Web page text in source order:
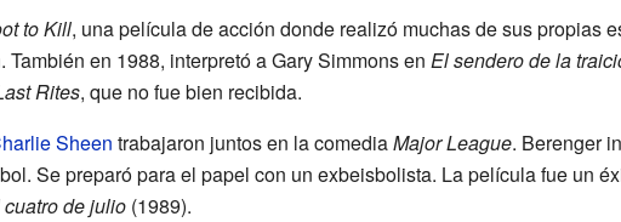
to Kill, una película de acción donde realizó muchas de sus propias
en 1988, interpretó a Gary Simmons en El sendero de la
Rites, que no fue bien recibida.
Sheen trabajaron juntos en la comediaMajor League. Berenger
Se preparó para el papel con un exbeisbolista. La película fue un
de julio(1989).